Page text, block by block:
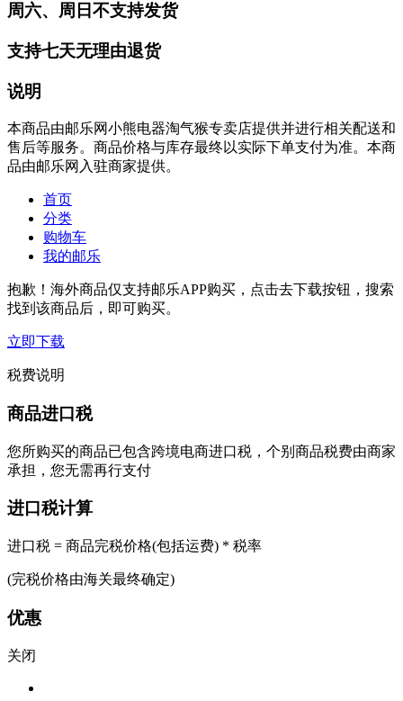
周六、周日不支持发货
支持七天无理由退货
说明
本商品由邮乐网小熊电器淘气猴专卖店提供并进行相关配送和
售后等服务。商品价格与库存最终以实际下单支付为准。本商
品由邮乐网入驻商家提供。
首页
分类
购物车
我的邮乐
抱歉！海外商品仅支持邮乐APP购买，点击去下载按钮，搜索
找到该商品后，即可购买。
立即下载
税费说明
商品进口税
您所购买的商品已包含跨境电商进口税，个别商品税费由商家
承担，您无需再行支付
进口税计算
进口税 = 商品完税价格(包括运费) * 税率
(完税价格由海关最终确定)
优惠
关闭